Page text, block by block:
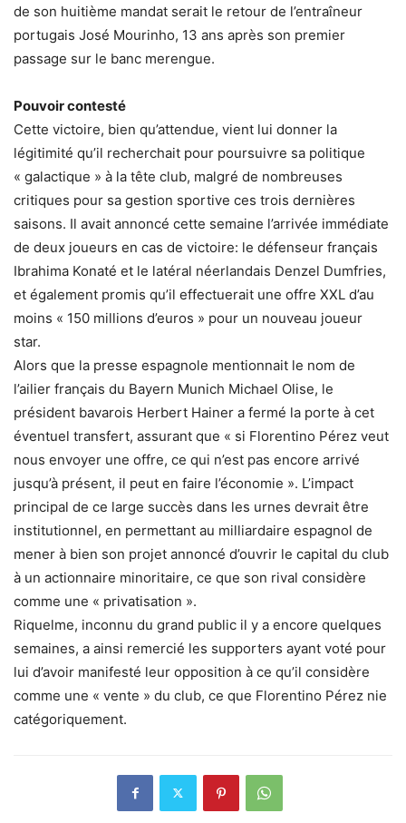
de son huitième mandat serait le retour de l’entraîneur
portugais José Mourinho, 13 ans après son premier
passage sur le banc merengue.
Pouvoir contesté
Cette victoire, bien qu’attendue, vient lui donner la
légitimité qu’il recherchait pour poursuivre sa politique
« galactique » à la tête club, malgré de nombreuses
critiques pour sa gestion sportive ces trois dernières
saisons. Il avait annoncé cette semaine l’arrivée immédiate
de deux joueurs en cas de victoire: le défenseur français
Ibrahima Konaté et le latéral néerlandais Denzel Dumfries,
et également promis qu’il effectuerait une offre XXL d’au
moins « 150 millions d’euros » pour un nouveau joueur
star.
Alors que la presse espagnole mentionnait le nom de
l’ailier français du Bayern Munich Michael Olise, le
président bavarois Herbert Hainer a fermé la porte à cet
éventuel transfert, assurant que « si Florentino Pérez veut
nous envoyer une offre, ce qui n’est pas encore arrivé
jusqu’à présent, il peut en faire l’économie ». L’impact
principal de ce large succès dans les urnes devrait être
institutionnel, en permettant au milliardaire espagnol de
mener à bien son projet annoncé d’ouvrir le capital du club
à un actionnaire minoritaire, ce que son rival considère
comme une « privatisation ».
Riquelme, inconnu du grand public il y a encore quelques
semaines, a ainsi remercié les supporters ayant voté pour
lui d’avoir manifesté leur opposition à ce qu’il considère
comme une « vente » du club, ce que Florentino Pérez nie
catégoriquement.